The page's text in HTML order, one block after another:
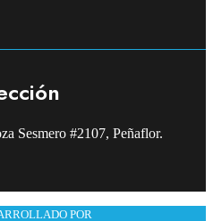
Sesmero #2107, Peñaflor.
POR